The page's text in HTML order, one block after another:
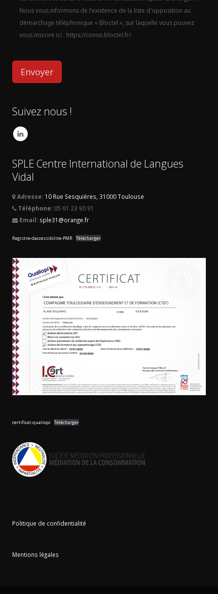
Nous vous informons de l’existence de la liste d'opposition au
démarchage téléphonique « Bloctel », sur laquelle vous pouvez
vous inscrire ici : https://conso.bloctel.fr/
Suivez nous !
SPLE Centre International de Langues
Vidal
Adresse: 10 Rue Sesquières, 31000 Toulouse
Téléphone: 05 61 23 90 91
Email: sple31@orange.fr
Registre-daccessibilite-PMR Télécharger
certificat-qualiopi Télécharger
Politique de confidentialité
Mentions légales